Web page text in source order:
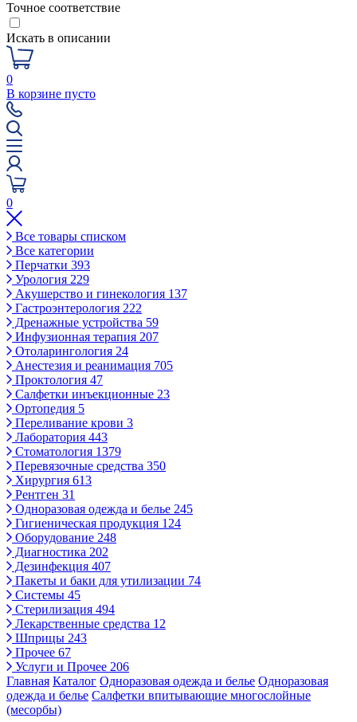
Точное соответствие
Искать в описании
0
В корзине пусто
0
Все товары списком
Все категории
Перчатки 393
Урология 229
Акушерство и гинекология 137
Гастроэнтерология 222
Дренажные устройства 59
Инфузионная терапия 207
Отоларингология 24
Анестезия и реанимация 705
Проктология 47
Салфетки инъекционные 23
Ортопедия 5
Переливание крови 3
Лаборатория 443
Стоматология 1379
Перевязочные средства 350
Хирургия 613
Рентген 31
Одноразовая одежда и белье 245
Гигиеническая продукция 124
Оборудование 248
Диагностика 202
Дезинфекция 407
Пакеты и баки для утилизации 74
Системы 45
Стерилизация 494
Лекарственные средства 12
Шприцы 243
Прочее 67
Услуги и Прочее 206
Главная Каталог Одноразовая одежда и белье Одноразовая
одежда и белье Салфетки впитывающие многослойные
(месорбы)